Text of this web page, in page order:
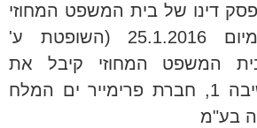
דינו של בית המשפט המחוזי
בתל אביב-יפו מיום 25.1.2016 (השופטת ע'
המשפט המחוזי קיבל את
ערעורה של המשיבה 1, חברת פרימייר ים המלח
בע"מ